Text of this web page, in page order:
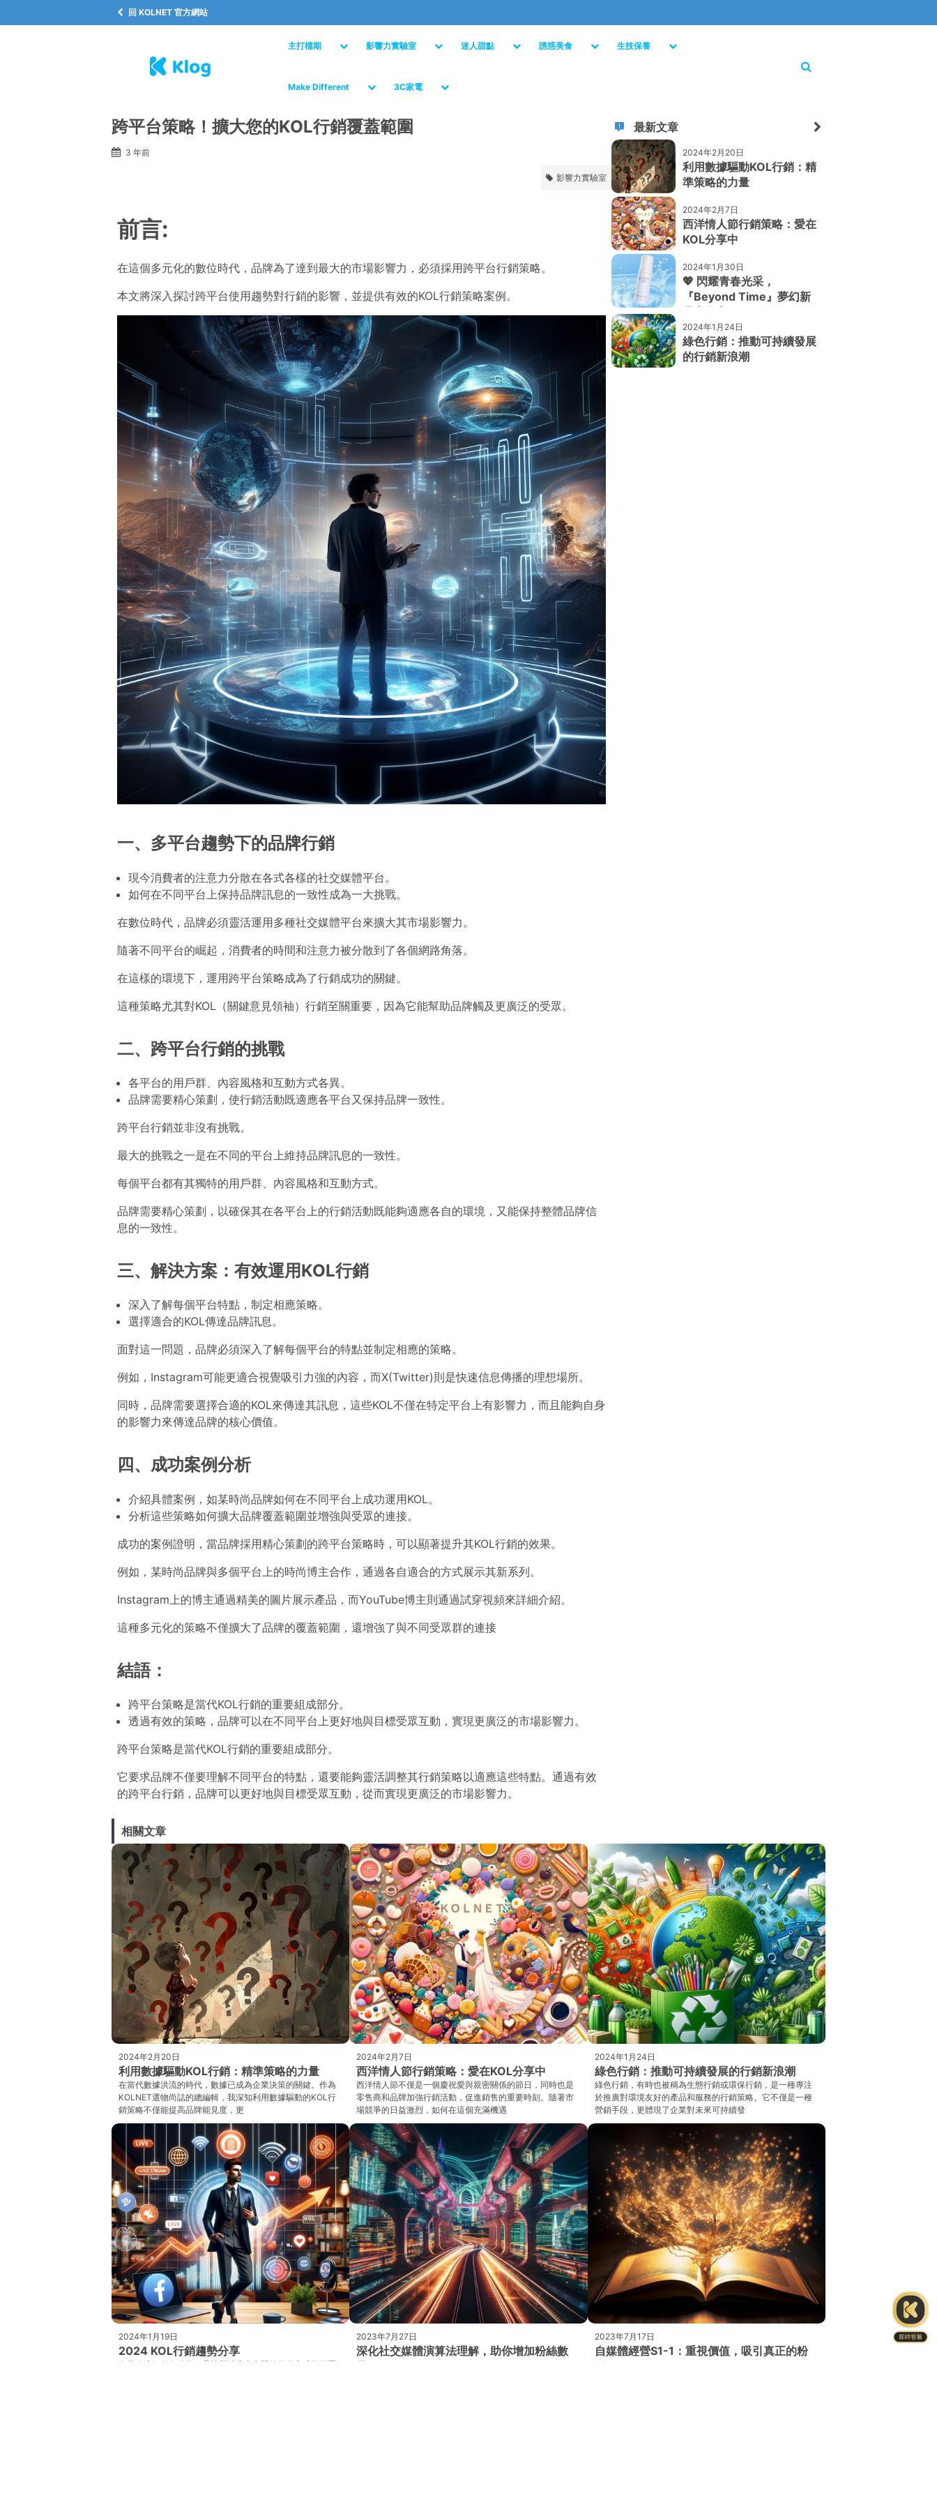
回 KOLNET 官方網站
主打檔期 影響力實驗室 迷人甜點 誘惑美食 生技保養
Make Different 3C家電
跨平台策略！擴大您的KOL行銷覆蓋範圍
3 年前
影響力實驗室
前言:
在這個多元化的數位時代，品牌為了達到最大的市場影響力，必須採用跨平台行銷策略。
本文將深入探討跨平台使用趨勢對行銷的影響，並提供有效的KOL行銷策略案例。
一、多平台趨勢下的品牌行銷
現今消費者的注意力分散在各式各樣的社交媒體平台。
如何在不同平台上保持品牌訊息的一致性成為一大挑戰。
在數位時代，品牌必須靈活運用多種社交媒體平台來擴大其市場影響力。
隨著不同平台的崛起，消費者的時間和注意力被分散到了各個網路角落。
在這樣的環境下，運用跨平台策略成為了行銷成功的關鍵。
這種策略尤其對KOL（關鍵意見領袖）行銷至關重要，因為它能幫助品牌觸及更廣泛的受眾。
二、跨平台行銷的挑戰
各平台的用戶群、內容風格和互動方式各異。
品牌需要精心策劃，使行銷活動既適應各平台又保持品牌一致性。
跨平台行銷並非沒有挑戰。
最大的挑戰之一是在不同的平台上維持品牌訊息的一致性。
每個平台都有其獨特的用戶群、內容風格和互動方式。
品牌需要精心策劃，以確保其在各平台上的行銷活動既能夠適應各自的環境，又能保持整體品牌信
息的一致性。
三、解決方案：有效運用KOL行銷
深入了解每個平台特點，制定相應策略。
選擇適合的KOL傳達品牌訊息。
面對這一問題，品牌必須深入了解每個平台的特點並制定相應的策略。
例如，Instagram可能更適合視覺吸引力強的內容，而X(Twitter)則是快速信息傳播的理想場所。
同時，品牌需要選擇合適的KOL來傳達其訊息，這些KOL不僅在特定平台上有影響力，而且能夠自身
的影響力來傳達品牌的核心價值。
四、成功案例分析
介紹具體案例，如某時尚品牌如何在不同平台上成功運用KOL。
分析這些策略如何擴大品牌覆蓋範圍並增強與受眾的連接。
成功的案例證明，當品牌採用精心策劃的跨平台策略時，可以顯著提升其KOL行銷的效果。
例如，某時尚品牌與多個平台上的時尚博主合作，通過各自適合的方式展示其新系列。
Instagram上的博主通過精美的圖片展示產品，而YouTube博主則通過試穿視頻來詳細介紹。
這種多元化的策略不僅擴大了品牌的覆蓋範圍，還增強了與不同受眾群的連接
結語：
跨平台策略是當代KOL行銷的重要組成部分。
透過有效的策略，品牌可以在不同平台上更好地與目標受眾互動，實現更廣泛的市場影響力。
跨平台策略是當代KOL行銷的重要組成部分。
它要求品牌不僅要理解不同平台的特點，還要能夠靈活調整其行銷策略以適應這些特點。通過有效
的跨平台行銷，品牌可以更好地與目標受眾互動，從而實現更廣泛的市場影響力。
最新文章
2024年2月20日
利用數據驅動KOL行銷：精
準策略的力量
2024年2月7日
西洋情人節行銷策略：愛在
KOL分享中
2024年1月30日
💖 閃耀青春光采，
『Beyond Time』夢幻新
2024年1月24日
綠色行銷：推動可持續發展
的行銷新浪潮
相關文章
2024年2月20日
利用數據驅動KOL行銷：精準策略的力量
在當代數據洪流的時代，數據已成為企業決策的關鍵。作為
KOLNET選物尚誌的總編輯，我深知利用數據驅動的KOL行
銷策略不僅能提高品牌能見度，更
2024年2月7日
西洋情人節行銷策略：愛在KOL分享中
西洋情人節不僅是一個慶祝愛與親密關係的節日，同時也是
零售商和品牌加強行銷活動，促進銷售的重要時刻。隨著市
場競爭的日益激烈，如何在這個充滿機遇
2024年1月24日
綠色行銷：推動可持續發展的行銷新浪潮
綠色行銷，有時也被稱為生態行銷或環保行銷，是一種專注
於推廣對環境友好的產品和服務的行銷策略。它不僅是一種
營銷手段，更體現了企業對未來可持續發
2024年1月19日
2024 KOL行銷趨勢分享
在當今這個數位時代，品牌與消費者之間的互動方式正經歷
2023年7月27日
深化社交媒體演算法理解，助你增加粉絲數
量！
2023年7月17日
自媒體經營S1-1：重視價值，吸引真正的粉
絲